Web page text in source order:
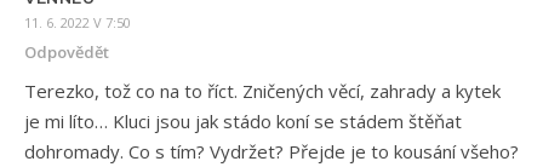
11. 6. 2022 V 7:50
Odpovědět
Terezko, tož co na to říct. Zničených věcí, zahrady a kytek
je mi líto… Kluci jsou jak stádo koní se stádem štěňat
dohromady. Co s tím? Vydržet? Přejde je to kousání všeho?